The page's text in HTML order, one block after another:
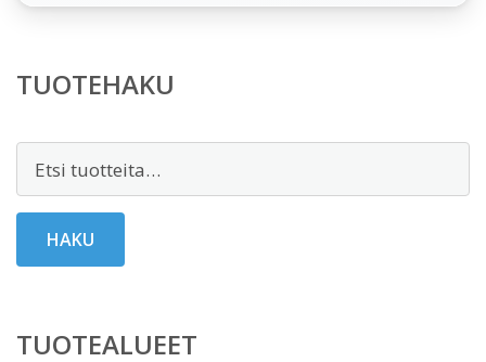
TUOTEHAKU
HAKU
TUOTEALUEET